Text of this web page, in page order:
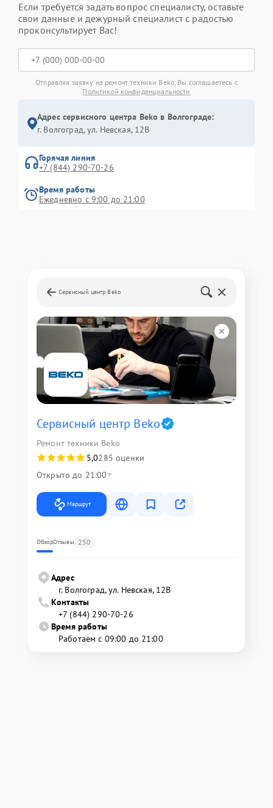
Если требуется задать вопрос специалисту, оставьте
свои данные и дежурный специалист с радостью
проконсультирует Вас!
Отправляя заявку на ремонт техники Beko, Вы соглашаетесь с
Политикой конфиденциальности
Адрес сервисного центра Beko в Волгограде:
г. Волгоград, ул. Невская, 12В
Горячая линия
+7 (844) 290-70-26
Время работы
Ежедневно с 9:00 до 21:00
Сервисный центр Beko
Сервисный центр Beko
Ремонт техники Beko
5,0285 оценки
Открыто до 21:00
Маршрут
ОбзорОтзывы 250
Адрес
г. Волгоград, ул. Невская, 12В
Контакты
+7 (844) 290-70-26
Время работы
Работаем с 09:00 до 21:00